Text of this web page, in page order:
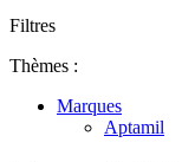
Filtres
Thèmes :
Marques
Aptamil